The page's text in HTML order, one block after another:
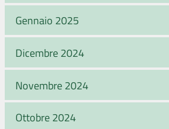
Gennaio 2025
Dicembre 2024
Novembre 2024
Ottobre 2024